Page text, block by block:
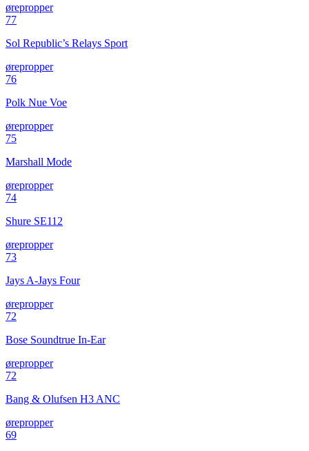
ørepropper
77
Sol Republic’s Relays Sport
ørepropper
76
Polk Nue Voe
ørepropper
75
Marshall Mode
ørepropper
74
Shure SE112
ørepropper
73
Jays A-Jays Four
ørepropper
72
Bose Soundtrue In-Ear
ørepropper
72
Bang & Olufsen H3 ANC
ørepropper
69